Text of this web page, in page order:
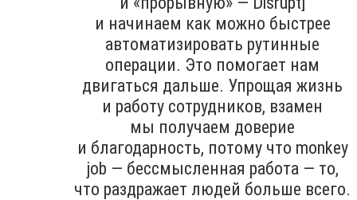
и начинаем как можно быстрее
автоматизировать рутинные
операции. Это помогает нам
двигаться дальше. Упрощая жизнь
и работу сотрудников, взамен
мы получаем доверие
и благодарность, потому что monkey
job — бессмысленная работа — то,
что раздражает людей больше всего.